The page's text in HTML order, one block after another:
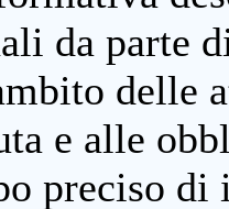
da parte
delle
e alle
preciso